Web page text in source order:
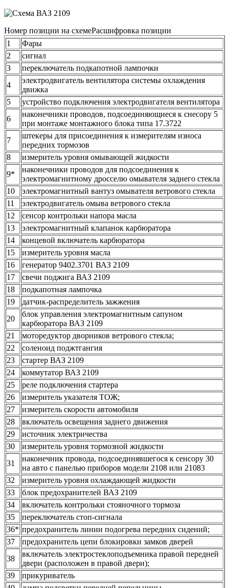
Номер позиции на схемеРасшифровка позиции
1
Фары
2
сигнал
3
переключатель подкапотной лампочки
4
электродвигатель вентилятора системы охлаждения
движка
5
устройство подключения электродвигателя вентилятора
6
наконечники проводов, подсоединяющиеся к снесору 5
при монтаже монтажного блока типа 17.3722
7
штекеры для присоединения к измерителям износа
передних тормозов
8
измеритель уровня омывающей жидкости
9*
наконечники проводов для подсоединения к
электромагнитному дросселю омывателя заднего стекла
10
электромагнитный вантуз омывателя ветрового стекла
11
электродвигатель омыва ветрового стекла
12
сенсор контрольки напора масла
13
электромагнитный клапанок карбюратора
14
концевой включатель карбюратора
15
измеритель уровня масла
16
генератор 9402.3701 ВАЗ 2109
17
свечи поджига ВАЗ 2109
18
подкапотная лампочка
19
датчик-распределитель зажжения
20
блок управления электромагнитным сапуном
карбюратора ВАЗ 2109
21
моторедуктор дворников ветрового стекла;
22
соленоид поджтгангия
23
стартер ВАЗ 2109
24
коммутатор ВАЗ 2109
25
реле подключения стартера
26
измеритель указателя ТОЖ;
27
измеритель скорости автомобиля
28
включатель освещения заднего движения
29
источник электричества
30
измеритель уровня тормозной жидкости
31
наконечник провода, подсоединявшегося к сенсору 30
на авто с панелью приборов модели 2108 или 21083
32
измеритель уровня охлаждающей жидкости
33
блок предохранителей ВАЗ 2109
34
включатель контрольки стояночного тормоза
35
переключатель стоп-сигнала
36* предохранитель линии подогрева передних сидений;
37
предохранитель цепи блокировки замков дверей
38
включатель электростеклоподъемника правой передней
двери (расположен в правой двери);
39
прикуриватель